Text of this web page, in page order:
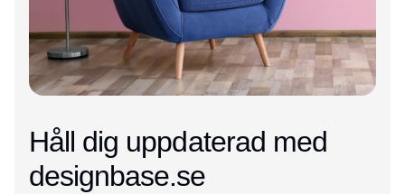
Håll dig uppdaterad med
designbase.se